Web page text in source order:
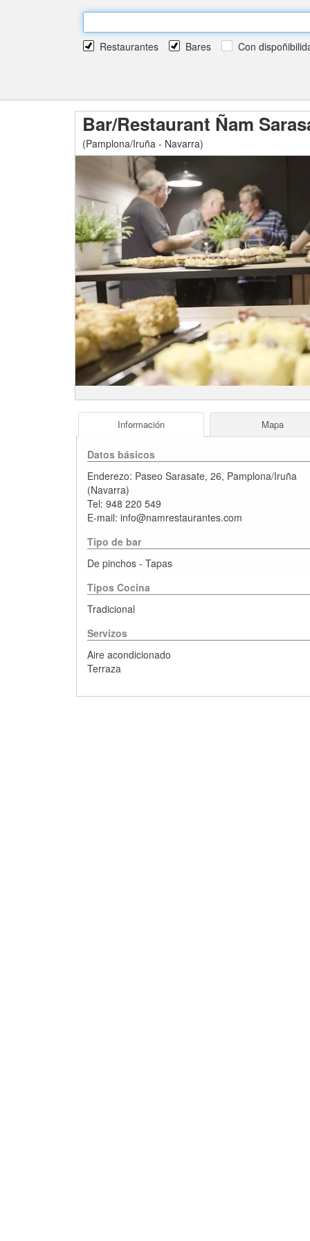
Restaurantes Bares Con
Bar/Restaurant Ñam
(Pamplona/Iruña - Navarra)
Información Mapa
Datos básicos
Enderezo: Paseo Sarasate, 26, Pamplona/Iruña
(Navarra)
Tel:948 220 549
E-mail:info@namrestaurantes.com
Tipo de bar
De pinchos - Tapas
Tipos Cocina
Tradicional
Servizos
Aire acondicionado
Terraza